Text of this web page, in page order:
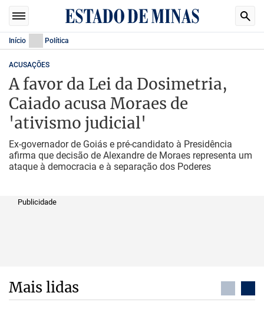
Início Política
ACUSAÇÕES
A favor da Lei da Dosimetria,
Caiado acusa Moraes de
'ativismo judicial'
Ex-governador de Goiás e pré-candidato à Presidência
afirma que decisão de Alexandre de Moraes representa um
ataque à democracia e à separação dos Poderes
Publicidade
Mais lidas